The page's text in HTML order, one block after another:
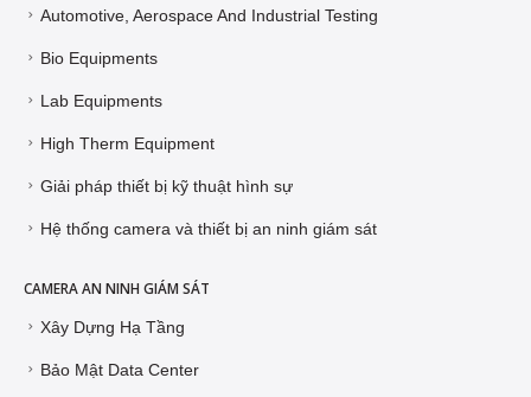
Automotive, Aerospace And Industrial Testing
Bio Equipments
Lab Equipments
High Therm Equipment
Giải pháp thiết bị kỹ thuật hình sự
Hệ thống camera và thiết bị an ninh giám sát
CAMERA AN NINH GIÁM SÁT
Xây Dựng Hạ Tầng
Bảo Mật Data Center